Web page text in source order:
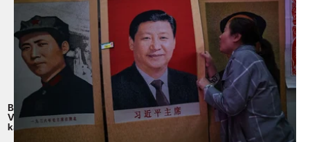
Hardcover,
gebunden.
656
Seiten.
26
Euro.
eBook:
Euro.
Beim
Verlag
kaufen